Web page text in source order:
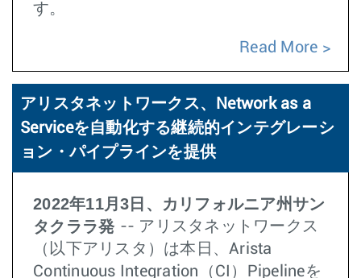
す。
Read More
アリスタネットワークス、Network as a
Serviceを自動化する継続的インテグレーシ
ョン・パイプラインを提供
2022年11月3日、カリフォルニア州サン
タクララ発 -- アリスタネットワークス
（以下アリスタ）は本日、Arista
Continuous Integration（CI）Pipelineを